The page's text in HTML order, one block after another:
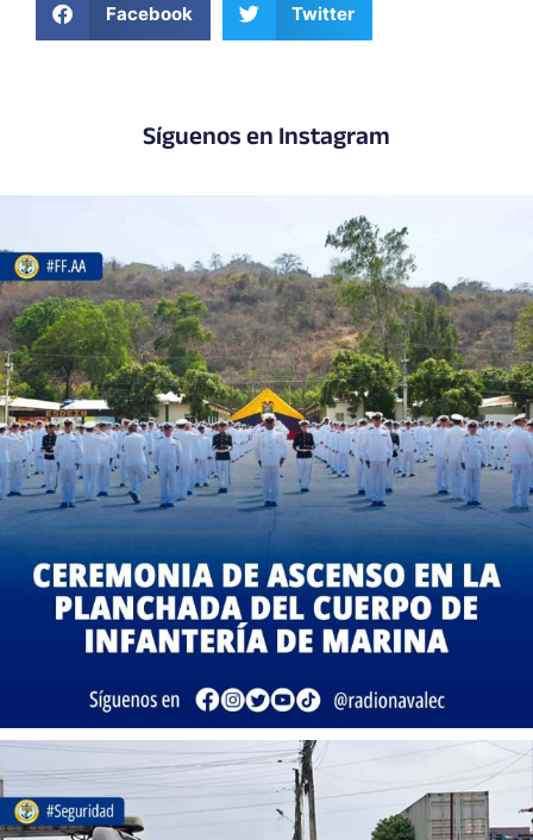
Facebook Twitter
Síguenos en Instagram